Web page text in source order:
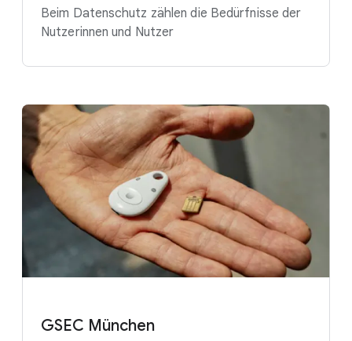
Beim Datenschutz zählen die Bedürfnisse der
Nutzerinnen und Nutzer
GSEC München